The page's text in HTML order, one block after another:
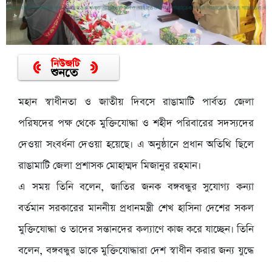
মহান স্বাধীনতা ও জাতীয় দিবসে রাঙামাটি পার্বত্য জেলা
পরিষদের পক্ষ থেকে মুক্তিযোদ্ধা ও শহীদ পরিবারের সদস্যদের
দেওয়া সংবর্ধনা দেওয়া হয়েছে। এ অনুষ্ঠানে প্রধান অতিথি ছিলে
রাঙামাটি জেলা প্রশাসক মোহাম্মদ মিজানুর রহমান।
এ সময় তিনি বলেন, জাতির জনক বঙ্গবন্ধুর সুযোগ্য কন্যা
বর্তমান সরকারের মাননীয় প্রধানমন্ত্রী শেখ হাসিনা দেশের সকল
মুক্তিযোদ্ধা ও তাদের সন্তানদের কল্যাণে কাজ করে যাচ্ছেন। তিনি
বলেন, বঙ্গবন্ধুর ডাকে মুক্তিযোদ্ধারা দেশ স্বাধীন করার জন্য যুদ্ধে